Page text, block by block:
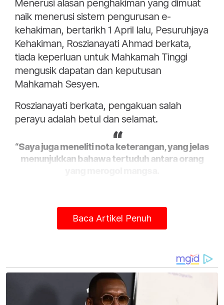
Menerusi alasan penghakiman yang dimuat
naik menerusi sistem pengurusan e-
kehakiman, bertarikh 1 April lalu, Pesuruhjaya
Kehakiman, Roszianayati Ahmad berkata,
tiada keperluan untuk Mahkamah Tinggi
mengusik dapatan dan keputusan
Mahkamah Sesyen.
Roszianayati berkata, pengakuan salah
perayu adalah betul dan selamat.
“Saya juga meneliti nota keterangan, yang jelas
menunjukkan bahawa tertuduh antara orang
Baca Artikel Penuh